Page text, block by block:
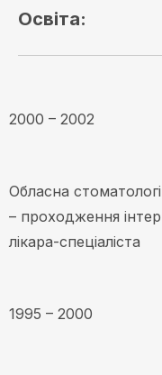
Освіта:
2000 – 2002
Обласна
– проходження
лікара-спеціаліста
1995 – 2000